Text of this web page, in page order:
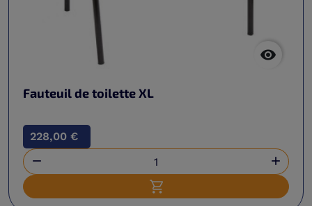

Fauteuil de toilette XL
228,00 €
 
Ajouter au panier